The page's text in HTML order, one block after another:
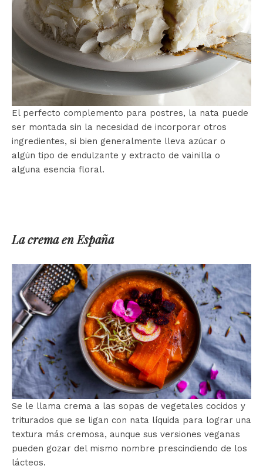
El perfecto complemento para postres, la nata puede
ser montada sin la necesidad de incorporar otros
ingredientes, si bien generalmente lleva azúcar o
algún tipo de endulzante y extracto de vainilla o
alguna esencia floral.
La crema en España
Se le llama crema a las sopas de vegetales cocidos y
triturados que se ligan con nata líquida para lograr una
textura más cremosa, aunque sus versiones veganas
pueden gozar del mismo nombre prescindiendo de los
lácteos.